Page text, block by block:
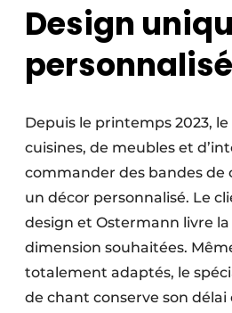
Design
personnalisé
Depuis le printemps 2023,
cuisines, de meubles et
commander des bandes de
un décor personnalisé. Le
design et Ostermann livre
dimension souhaitées.
totalement adaptés, le
de chant conserve son délai